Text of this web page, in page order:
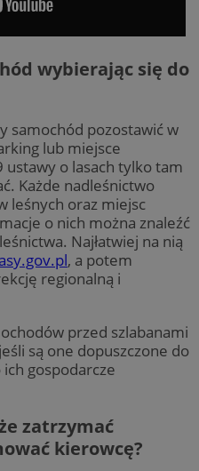
wybierając się do
samochód pozostawić w
lub miejsce
o lasach tylko tam
Każde nadleśnictwo
leśnych oraz miejsc
o nich można znaleźć
Najłatwiej na nią
, a potem
regionalną i
przed szlabanami
są one dopuszczone do
gospodarcze
zatrzymać
kierowcę?